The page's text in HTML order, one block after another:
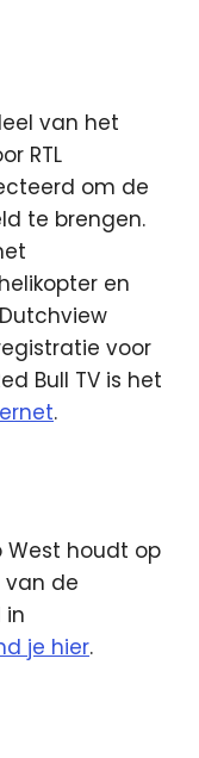
van het
RTL
om de
te brengen.
en
voor
Bull TV is het
.
West houdt op
van de
in
je hier.